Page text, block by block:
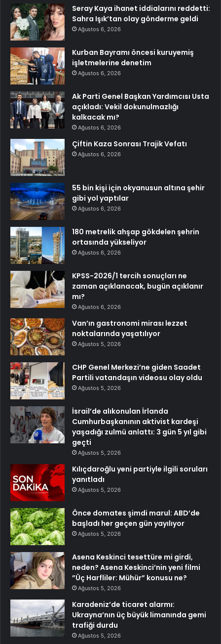
Seray Kaya ihanet iddialarını reddetti:
Sahra Işık’tan olay gönderme geldi
Ağustos 6, 2026
Kurban Bayramı öncesi kuruyemiş
işletmelerine denetim
Ağustos 6, 2026
Ak Parti Genel Başkan Yardımcısı Usta
açıkladı: Vekil dokunulmazlığı
kalkacak mı?
Ağustos 6, 2026
Çiftin Kaza Sonrası Trajik Vefatı
Ağustos 6, 2026
55 bin kişi için okyanusun altına şehir
gibi yol yaptılar
Ağustos 6, 2026
180 metrelik ahşap gökdelen şehrin
ortasında yükseliyor
Ağustos 6, 2026
KPSS-2026/1 tercih sonuçları ne
zaman açıklanacak, bugün açıklanır
mı?
Ağustos 6, 2026
Van’ın gastronomi mirası lezzet
noktalarında yaşatılıyor
Ağustos 5, 2026
CHP Genel Merkezi’ne giden Saadet
Partili vatandaşın videosu olay oldu
Ağustos 5, 2026
İsrail’de alıkonulan İrlanda
Cumhurbaşkanının aktivist kardeşi
yaşadığı zulmü anlattı: 3 gün 5 yıl gibi
geçti
Ağustos 5, 2026
Kılıçdaroğlu yeni partiyle ilgili soruları
yanıtladı
Ağustos 5, 2026
Önce domates şimdi marul: ABD’de
başladı her geçen gün yayılıyor
Ağustos 5, 2026
Asena Keskinci tesettüre mi girdi,
neden? Asena Keskinci’nin yeni filmi
”Üç Harfliler: Mühür” konusu ne?
Ağustos 5, 2026
Karadeniz’de ticaret alarmı:
Ukrayna’nın üç büyük limanında gemi
trafiği durdu
Ağustos 5, 2026